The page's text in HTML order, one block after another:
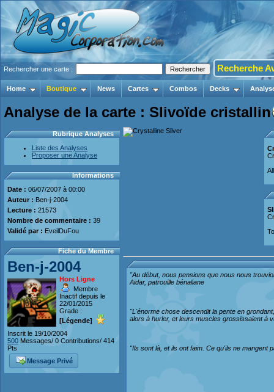
Rechercher une carte : Recherche
Home Boutique News Cartes Combos Decks
Analyse de la carte : Slivoïde cristallin
Rubrique Analyses
Liste des Analyses
Proposer une Analyse
Informations
Date : 06/07/2007 à 00:00
Auteur : Ben-j-2004
Lecture : 21573
Nombre de commentaire : 39
Validé par : EveilDuFou
Fiche du Membre
Ben-j-2004
Hors Ligne
Membre
Inactif depuis le
22/01/2015
Grade :
[Légende]
Inscrit le 19/10/2004
500 Messages/ 0 Contributions/ 414
Pts
Message Privé
"Au début, nous pensions que nous nous
Aidar, patrouille bénaliane
"L'énorme chose descendit la pente en
alors à hurler, et leurs muscles grossissaient à
"Ils sont là, et ils ont faim. Ce qu'ils ne